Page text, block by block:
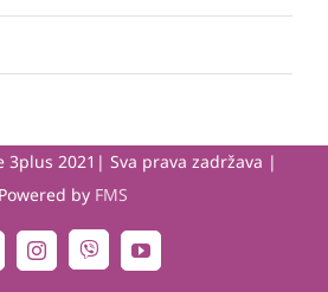
3plus 2021| Sva prava zadržava |
Powered by FMS
InstagramViber YouTube